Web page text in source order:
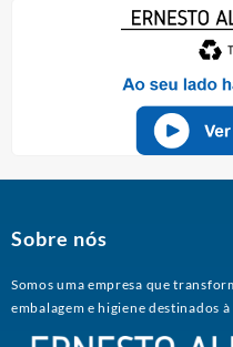
Sobre nós
Somos uma empresa que
embalagem e higiene destinados